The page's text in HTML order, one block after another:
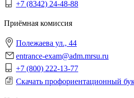
+7 (8342) 24-48-88
Приёмная комиссия
Полежаева ул., 44
entrance-exam@adm.mrsu.ru
+7 (800) 222-13-77
Скачать профориентационный